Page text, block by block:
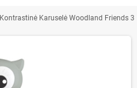
Kontrastinė Karuselė Woodland Friends